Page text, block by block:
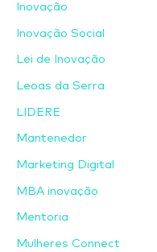
Inovação
Inovação Social
Lei de Inovação
Leoas da Serra
LIDERE
Mantenedor
Marketing Digital
MBA inovação
Mentoria
Mulheres Connect